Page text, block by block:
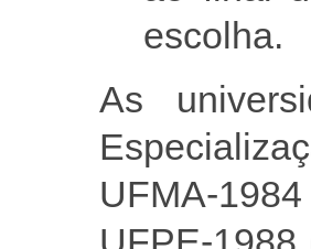
escolha.
As
UFMA-